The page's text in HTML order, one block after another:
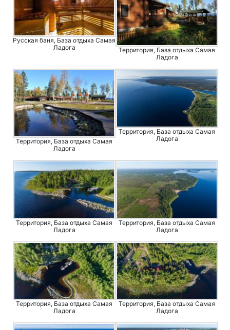
Русская баня, База отдыха Самая
Ладога
Территория, База отдыха Самая
Ладога
Территория, База отдыха Самая
Ладога
Территория, База отдыха Самая
Ладога
Территория, База отдыха Самая
Ладога
Территория, База отдыха Самая
Ладога
Территория, База отдыха Самая
Ладога
Территория, База отдыха Самая
Ладога